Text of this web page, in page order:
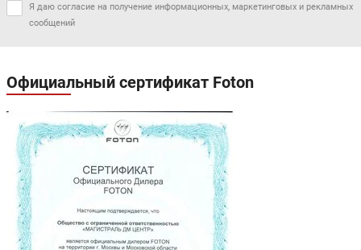
Я даю согласие на получение информационных, маркетинговых и рекламных
сообщений
Официальный сертификат Foton